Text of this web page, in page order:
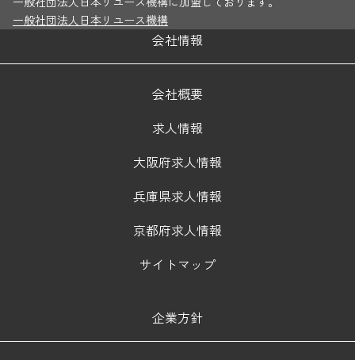
一般社団法人日本リユース機構
会社情報
会社概要
求人情報
大阪府求人情報
兵庫県求人情報
京都府求人情報
サイトマップ
企業方針